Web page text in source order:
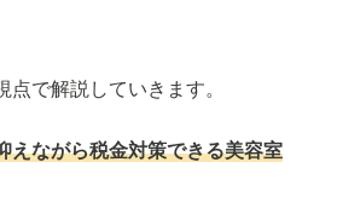
点で解説していきます。
えながら税金対策できる美容室